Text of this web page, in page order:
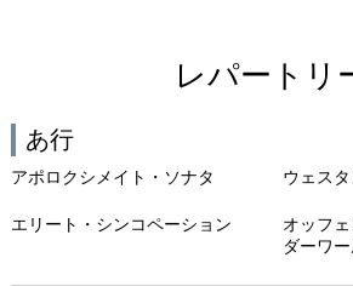
レパートリ
あ行
アポロクシメイト・ソナタ ウェス
エリート・シンコペーション
オッフ
ダーワ